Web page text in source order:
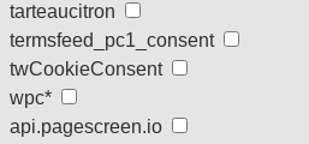
tarteaucitron
termsfeed_pc1_consent
twCookieConsent
wpc*
api.pagescreen.io